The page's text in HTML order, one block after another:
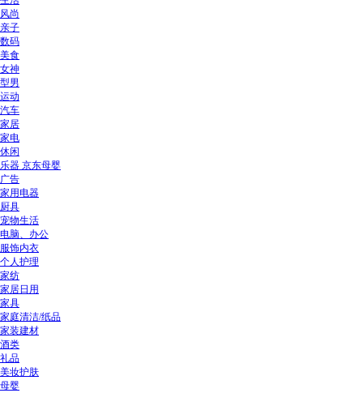
风尚
亲子
数码
美食
女神
型男
运动
汽车
家居
家电
休闲
乐器 京东母婴
广告
家用电器
厨具
宠物生活
电脑、办公
服饰内衣
个人护理
家纺
家居日用
家具
家庭清洁/纸品
家装建材
酒类
礼品
美妆护肤
母婴